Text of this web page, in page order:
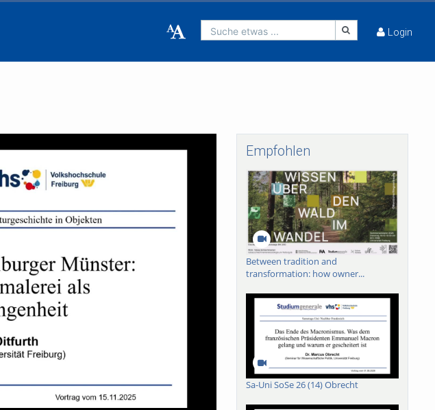
Suche etwas ... Login
Empfohlen
Between tradition and
transformation: how owner...
Sa-Uni SoSe 26 (14) Obrecht